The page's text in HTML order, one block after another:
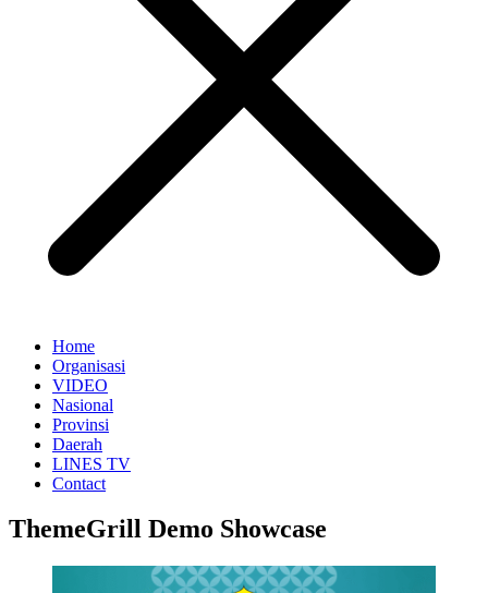
Home
Organisasi
VIDEO
Nasional
Provinsi
Daerah
LINES TV
Contact
ThemeGrill Demo Showcase